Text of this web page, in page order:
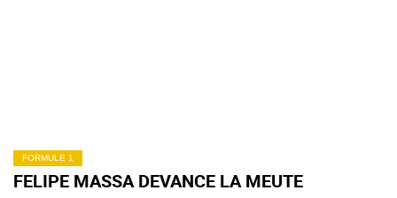
FORMULE 1
FELIPE MASSA DEVANCE LA MEUTE